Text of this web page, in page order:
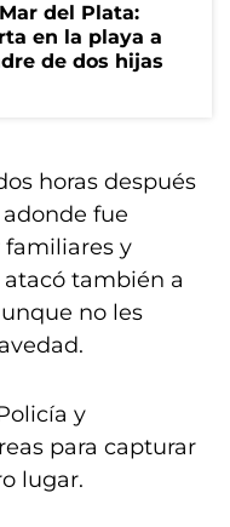
del Plata:
en la playa a
de dos hijas
horas después
fue
y
también a
no les
y
para capturar
lugar.